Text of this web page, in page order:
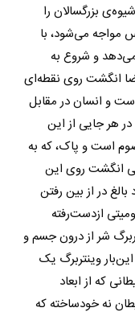
بزرگسالان را
مواجه می‌شود، با
و شروع به
انگشت روی نقطه‌ای
و انسان در مقابل
هر جایی از این
است و پاک، که به
انگشت روی این
در از بین رفتن
از‌دست‌رفته
شر از درون جسم و
وینتربرگ یک
که از ابعاد
نه خود‌ساخته که